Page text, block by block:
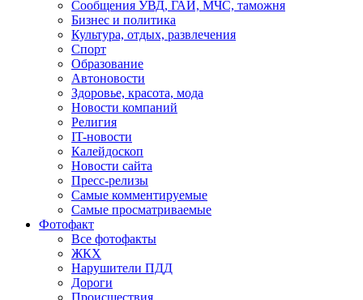
Сообщения УВД, ГАИ, МЧС, таможня
Бизнес и политика
Культура, отдых, развлечения
Спорт
Образование
Автоновости
Здоровье, красота, мода
Новости компаний
Религия
IT-новости
Калейдоскоп
Новости сайта
Пресс-релизы
Самые комментируемые
Самые просматриваемые
Фотофакт
Все фотофакты
ЖКХ
Нарушители ПДД
Дороги
Происшествия